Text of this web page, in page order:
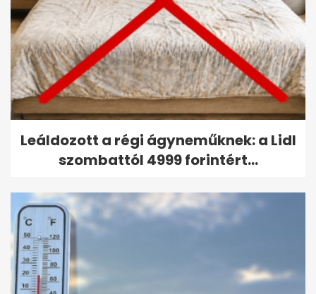
Leáldozott a régi ágyneműknek: a Lidl
szombattól 4999 forintért...